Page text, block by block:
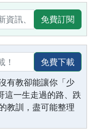
免費訂閱
免費下載
有教卻能讓你「少
這一生走過的路、跌
教訓，盡可能整理